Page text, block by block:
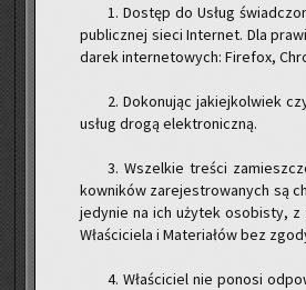
1. Do­stęp do Usług
pu­blicz­nej sieci In­ter­net. Dla
da­rek in­ter­ne­to­wych: Fi­re­fox,
2. Do­ko­nu­jąc ja­kiej­kol­wiek
usług drogą elek­tro­nicz­ną.
3. Wszel­kie tre­ści
kow­ni­ków za­re­je­stro­wa­nych są
je­dy­nie na ich uży­tek oso­bi­sty, z
Wła­ści­cie­la i Ma­te­ria­łów bez
4. Wła­ści­ciel nie po­no­si